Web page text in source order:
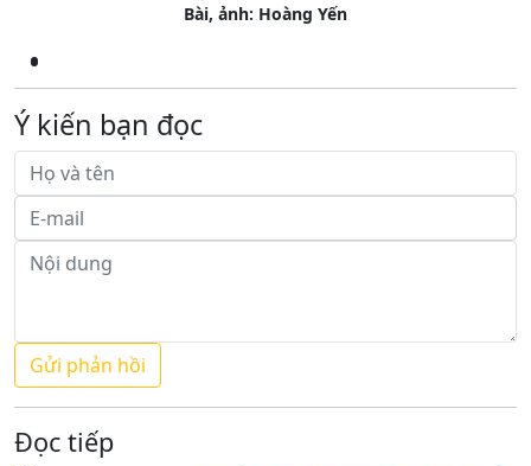
Bài, ảnh: Hoàng Yến
Ý kiến bạn đọc
Đọc tiếp